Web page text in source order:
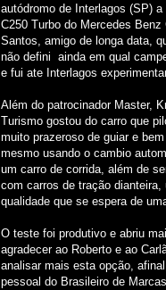
autódromo de Interlagos (SP)
C250 Turbo do Mercedes Benz
Santos, amigo de longa data,
não defini ainda em qual
e fui ate Interlagos
Além do patrocinador Master,
Turismo gostou do carro que
muito prazeroso de guiar e
mesmo usando o cambio
um carro de corrida, além de
com carros de tração
qualidade que se espera de
O teste foi produtivo e abriu
agradecer ao Roberto e ao
analisar mais esta opção,
pessoal do Brasileiro de